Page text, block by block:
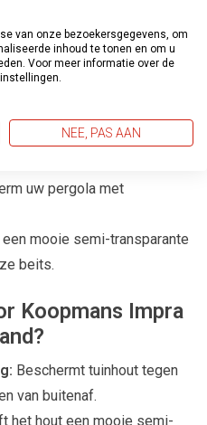
objecten buiten.
aan te brengen met
en beschermen van
uw pergola met
mooie semi-transparante
beits.
Koopmans Impra
Beschermt tuinhout tegen
van buitenaf.
het hout een mooie semi-
van onze bezoekersgegevens, om
inhoud te tonen en om u
Voor meer informatie over de
NEE, PAS AAN